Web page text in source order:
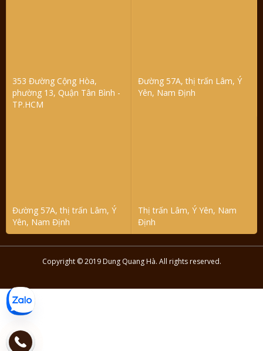
353 Đường Cộng Hòa,
phường 13, Quận Tân Bình -
TP.HCM
Đường 57A, thị trấn Lâm, Ý
Yên, Nam Định
Đường 57A, thị trấn Lâm, Ý
Yên, Nam Định
Thị trấn Lâm, Ý Yên, Nam
Định
Copyright © 2019 Dung Quang Hà. All rights reserved.